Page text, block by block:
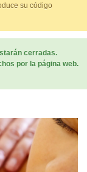
su código
cerradas.
por la página web.